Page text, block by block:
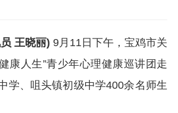
王晓丽) 9月11日下午，宝鸡市关
康人生”青少年心理健康巡讲团走
学、咀头镇初级中学400余名师生